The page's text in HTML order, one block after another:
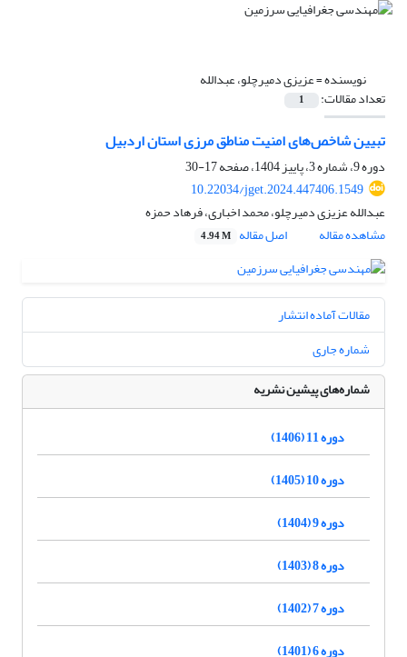
نویسنده =عزیزی دمیرچلو، عبدالله
تعداد مقالات: 1
تبیین شاخص‌های امنیت مناطق مرزی استان اردبیل
دوره 9، شماره 3، پاییز 1404، صفحه
17-30
10.22034/jget.2024.447406.1549
عبدالله عزیزی دمیرچلو، محمد اخباری، فرهاد حمزه
مشاهده مقاله
اصل مقاله 4.94 M
مقالات آماده انتشار
شماره جاری
شماره‌های پیشین نشریه
دوره 11 (1406)
دوره 10 (1405)
دوره 9 (1404)
دوره 8 (1403)
دوره 7 (1402)
دوره 6 (1401)